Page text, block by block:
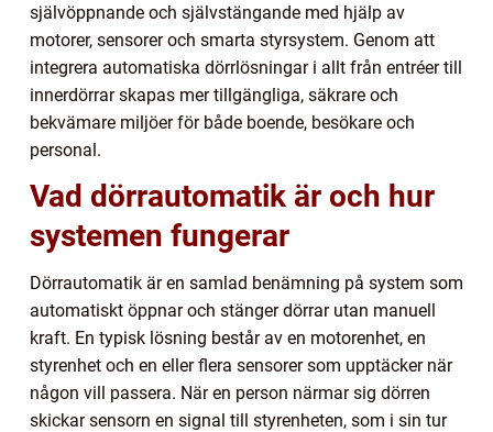
självöppnande och självstängande med hjälp av
motorer, sensorer och smarta styrsystem. Genom att
integrera automatiska dörrlösningar i allt från entréer till
innerdörrar skapas mer tillgängliga, säkrare och
bekvämare miljöer för både boende, besökare och
personal.
Vad dörrautomatik är och hur
systemen fungerar
Dörrautomatik är en samlad benämning på system som
automatiskt öppnar och stänger dörrar utan manuell
kraft. En typisk lösning består av en motorenhet, en
styrenhet och en eller flera sensorer som upptäcker när
någon vill passera. När en person närmar sig dörren
skickar sensorn en signal till styrenheten, som i sin tur